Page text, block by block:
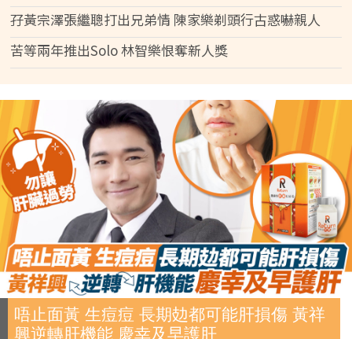
孖黃宗澤張繼聰打出兄弟情 陳家樂剃頭行古惑嚇親人
苦等兩年推出Solo 林智樂恨奪新人獎
唔止面黃 生痘痘 長期攰都可能肝損傷 黃祥
興逆轉肝機能 慶幸及早護肝